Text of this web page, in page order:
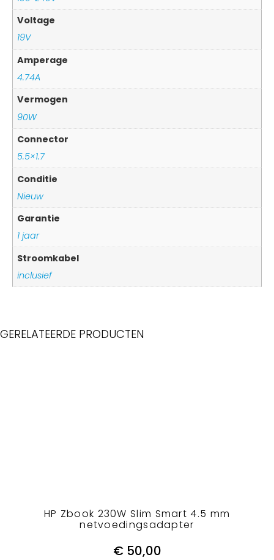
Voltage
19V
Amperage
4.74A
Vermogen
90W
Connector
5.5×1.7
Conditie
Nieuw
Garantie
1 jaar
Stroomkabel
inclusief
GERELATEERDE PRODUCTEN
HP Zbook 230W Slim Smart 4.5 mm
netvoedingsadapter
€50,00